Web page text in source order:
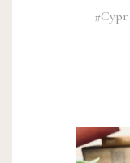
#Cypr